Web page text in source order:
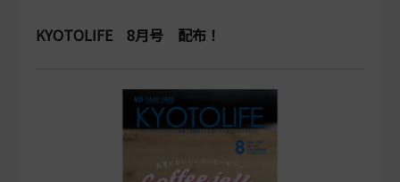
KYOTOLIFE 8月号 配布！